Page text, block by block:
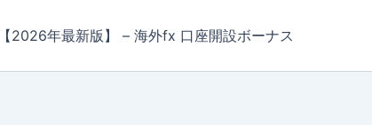
2026年最新版】 – 海外fx 口座開設ボーナス